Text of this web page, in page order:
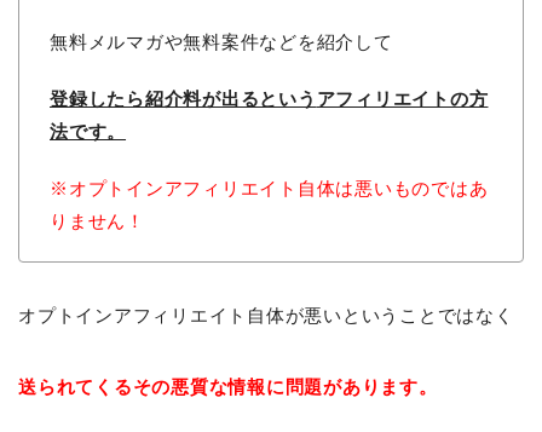
無料メルマガや無料案件などを紹介して
登録したら紹介料が出るという アフィリエイトの方
法です。
※オプトインアフィリエイト自体は悪いものではあ
りません！
オプトインアフィリエイト自体が悪いということではなく
送られてくるその悪質な情報に問題があります。